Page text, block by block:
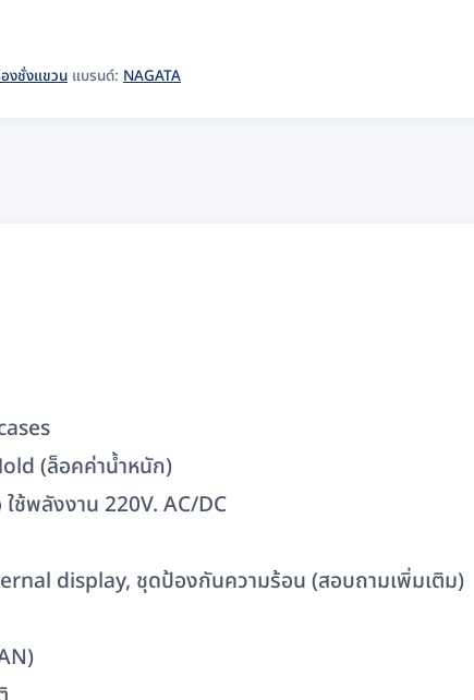
องชั่งแขวน แบรนด์: NAGATA
(ล็อคค่าน้ำหนัก)
ช้พลังงาน 220V. AC/DC
display, ชุดป้องกันความร้อน (สอบถามเพิ่มเติม)